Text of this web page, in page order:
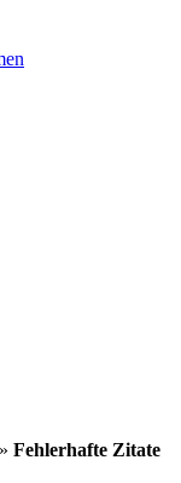
» Fehlerhafte Zitate